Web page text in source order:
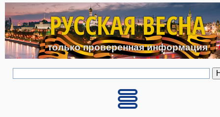
Перейти к основному
РУССКАЯ ВЕСНА
только проверенная информация